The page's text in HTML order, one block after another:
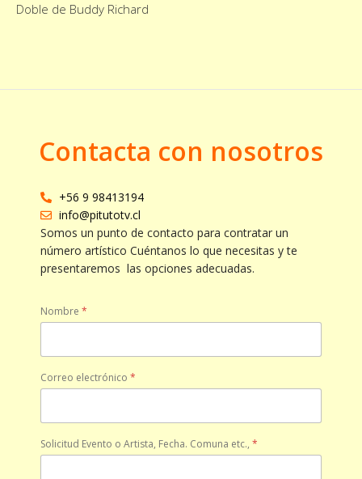
Doble de Buddy Richard
Contacta con nosotros
+56 9 98413194
info@pitutotv.cl
Somos un punto de contacto para contratar un
número artístico Cuéntanos lo que necesitas y te
presentaremos las opciones adecuadas.
Nombre *
Correo electrónico *
Solicitud Evento o Artista, Fecha. Comuna etc., *